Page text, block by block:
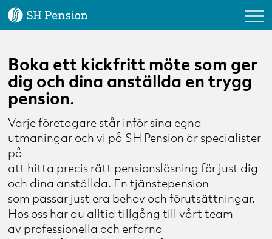
Vårt erbjudande
Kundservice
Om oss
Nyheter & Tips
Förmedlare
Logga in
Boka ett kickfritt möte som ger
dig och dina anställda en trygg
pension.
Varje företagare står inför sina egna
utmaningar och vi på SH Pension är specialister
på
att hitta precis rätt pensionslösning för just dig
och dina anställda. En tjänstepension
som passar just era behov och förutsättningar.
Hos oss har du alltid tillgång till vårt team
av professionella och erfarna